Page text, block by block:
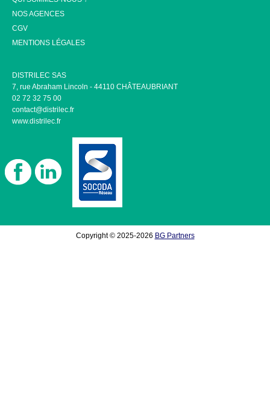
NOS AGENCES
CGV
MENTIONS LÉGALES
DISTRILEC SAS
7, rue Abraham Lincoln - 44110 CHÂTEAUBRIANT
02 72 32 75 00
contact@distrilec.fr
www.distrilec.fr
Copyright © 2025-2026 BG Partners